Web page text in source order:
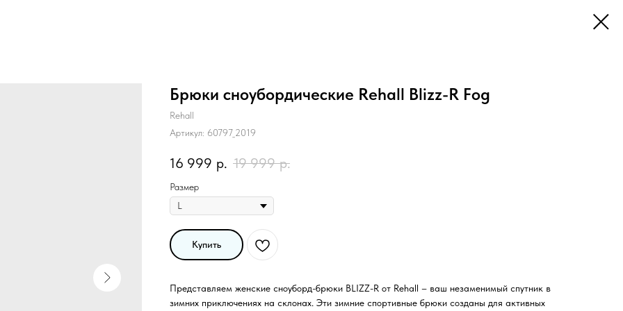
Брюки сноубордические Rehall Blizz-R Fog
Rehall
Артикул: 60797_2019
16 999 р. 19 999 р.
Размер
Купить
Представляем женские сноуборд-брюки BLIZZ-R от Rehall – ваш незаменимый спутник в
зимних приключениях на склонах. Эти зимние спортивные брюки созданы для активных